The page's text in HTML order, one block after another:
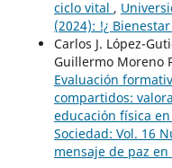
ciclo vital ,
(2024): !¿
Carlos J. López-
Guillermo Moreno
Evaluación
compartidos:
educación física
Sociedad: Vol. 16
mensaje de paz